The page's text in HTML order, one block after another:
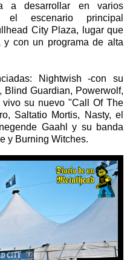
a desarrollar en varios
el escenario principal
City Plaza, lugar que
y con un programa de alta
Nightwish -con su
Guardian, Powerwolf,
su nuevo "Call Of The
Saltatio Mortis, Nasty, el
Gaahl y su banda
y Burning Witches.